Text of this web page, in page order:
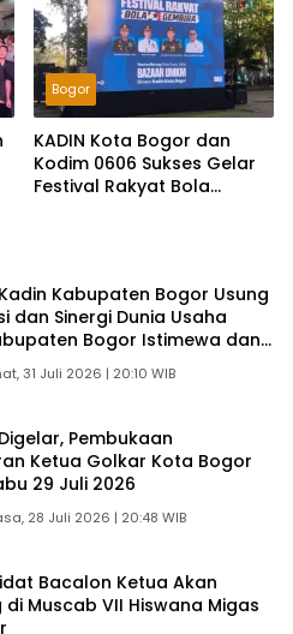
Bogor
KADIN Kota Bogor dan
Kodim 0606 Sukses Gelar
Festival Rakyat Bola
Kabupaten Bogor Usung
dan Sinergi Dunia Usaha
Bogor Istimewa dan
31 Juli 2026 | 20:10 WIB
Pembukaan
Ketua Golkar Kota Bogor
29 Juli 2026
28 Juli 2026 | 20:48 WIB
Bacalon Ketua Akan
Muscab VII Hiswana Migas